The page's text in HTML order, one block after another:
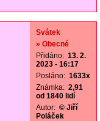
Svátek
» Obecné
Přidáno: 13. 2.
2023 - 16:17
Posláno: 1633x
Známka: 2,91
od 1840 lidí
Autor: © Jiří
Poláček